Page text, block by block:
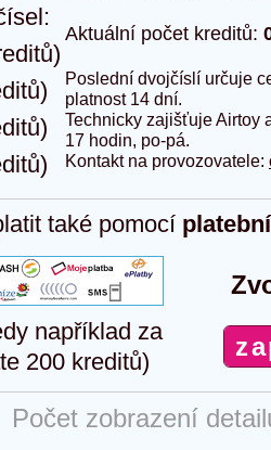
Aktuální počet kreditů:
Poslední dvojčíslí určuje
platnost 14 dní.
Technicky zajišťuje Airtoy
17 hodin, po-pá.
Kontakt na provozovatele:
také pomocí
například za
200 kreditů)
Počet zobrazení